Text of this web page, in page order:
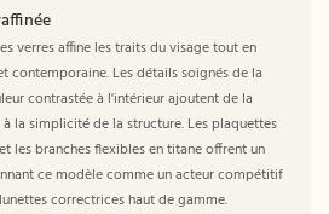
verres affine les traits du visage tout en
contemporaine. Les détails soignés de la
contrastée à l'intérieur ajoutent de la
la simplicité de la structure. Les plaquettes
les branches flexibles en titane offrent un
ce modèle comme un acteur compétitif
correctrices haut de gamme.